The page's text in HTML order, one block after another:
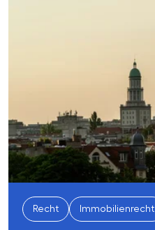
Recht Immobilienrecht